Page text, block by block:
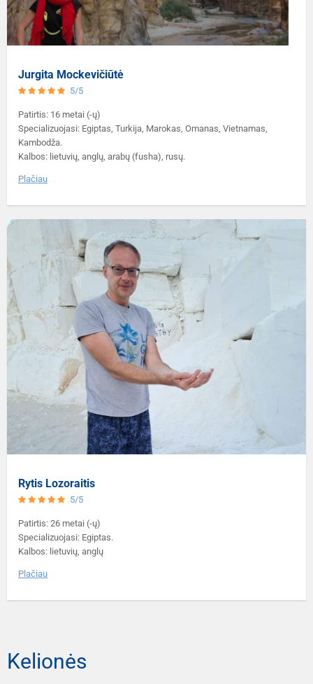
Jurgita Mockevičiūtė
5/5
Patirtis: 16 metai (-ų)
Specializuojasi: Egiptas, Turkija, Marokas, Omanas, Vietnamas,
Kambodža.
Kalbos: lietuvių, anglų, arabų (fusha), rusų.
Plačiau
Rytis Lozoraitis
5/5
Patirtis: 26 metai (-ų)
Specializuojasi: Egiptas.
Kalbos: lietuvių, anglų
Plačiau
Kelionės